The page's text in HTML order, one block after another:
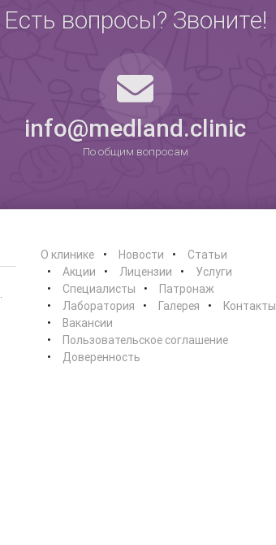
Есть вопросы? Звоните!
info@medland.clinic
По общим вопросам
О клинике Новости
Статьи
Акции
Лицензии
Услуги
Специалисты
Патронаж
Лаборатория
Галерея
Контакты
Вакансии
Пользовательское соглашение
Доверенность